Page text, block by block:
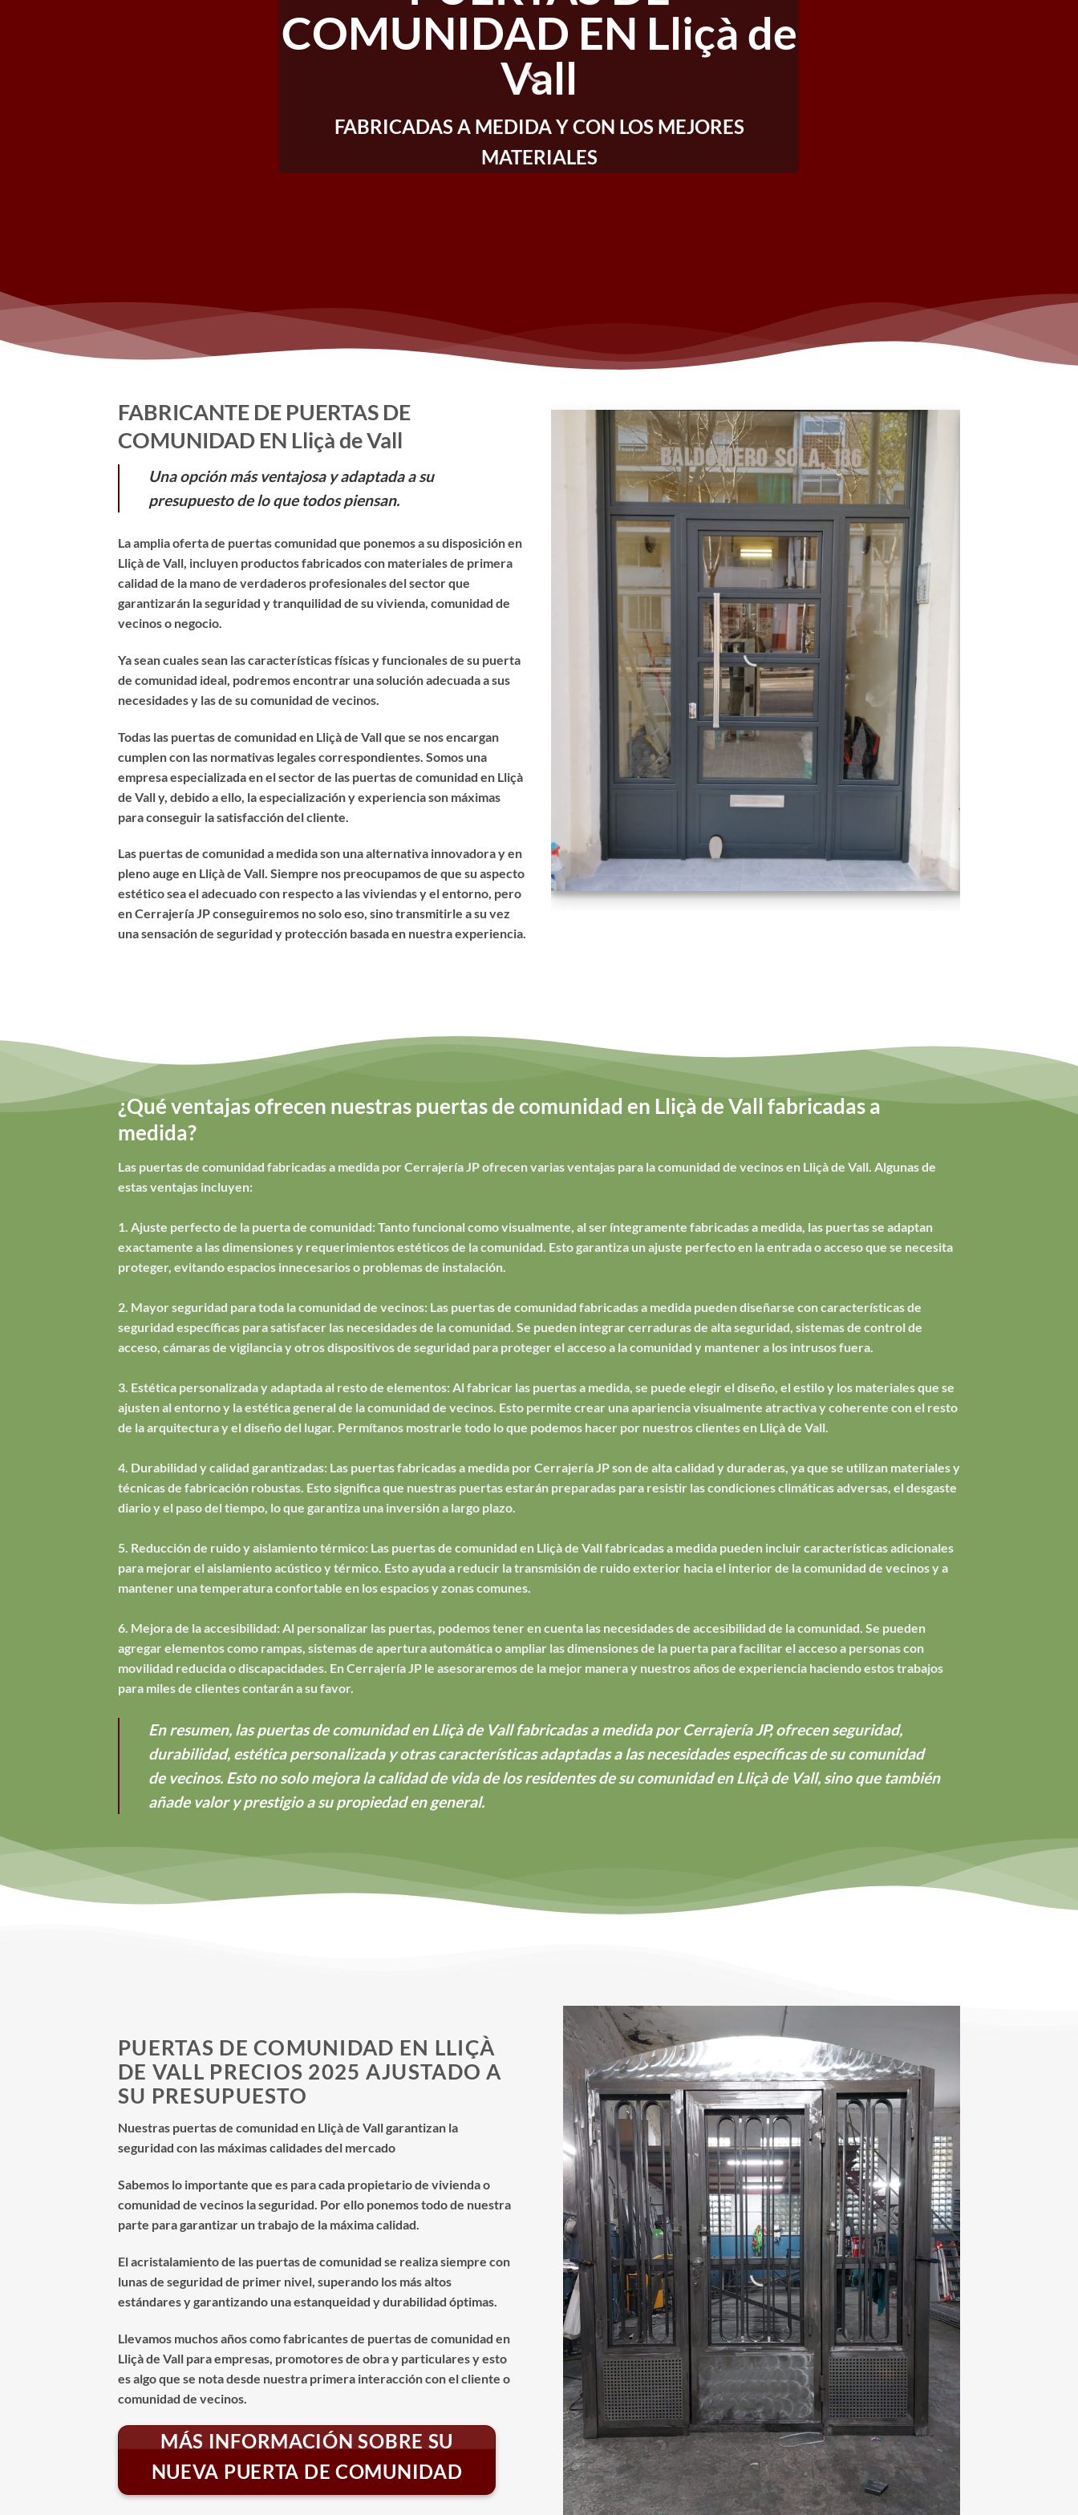
COMUNIDAD EN Lliçà de
Vall
FABRICADAS A MEDIDA Y CON LOS MEJORES
MATERIALES
FABRICANTE DE PUERTAS DE
COMUNIDAD EN Lliçà de Vall
Una opción más ventajosa y adaptada a su
presupuesto de lo que todos piensan.
La amplia oferta de puertas comunidad que ponemos a su disposición en
Lliçà de Vall, incluyen productos fabricados con materiales de primera
calidad de la mano de verdaderos profesionales del sector que
garantizarán la seguridad y tranquilidad de su vivienda, comunidad de
vecinos o negocio.
Ya sean cuales sean las características físicas y funcionales de su puerta
de comunidad ideal, podremos encontrar una solución adecuada a sus
necesidades y las de su comunidad de vecinos.
Todas las puertas de comunidad en Lliçà de Vall que se nos encargan
cumplen con las normativas legales correspondientes. Somos una
empresa especializada en el sector de las puertas de comunidad en Lliçà
de Vall y, debido a ello, la especialización y experiencia son máximas
para conseguir la satisfacción del cliente.
Las puertas de comunidad a medida son una alternativa innovadora y en
pleno auge en Lliçà de Vall. Siempre nos preocupamos de que su aspecto
estético sea el adecuado con respecto a las viviendas y el entorno, pero
en Cerrajería JP conseguiremos no solo eso, sino transmitirle a su vez
una sensación de seguridad y protección basada en nuestra experiencia.
¿Qué ventajas ofrecen nuestras puertas de comunidad en Lliçà de Vall fabricadas a
medida?
Las puertas de comunidad fabricadas a medida por Cerrajería JP ofrecen varias ventajas para la comunidad de vecinos en Lliçà de Vall. Algunas de
estas ventajas incluyen:
1. Ajuste perfecto de la puerta de comunidad: Tanto funcional como visualmente, al ser íntegramente fabricadas a medida, las puertas se adaptan
exactamente a las dimensiones y requerimientos estéticos de la comunidad. Esto garantiza un ajuste perfecto en la entrada o acceso que se necesita
proteger, evitando espacios innecesarios o problemas de instalación.
2. Mayor seguridad para toda la comunidad de vecinos: Las puertas de comunidad fabricadas a medida pueden diseñarse con características de
seguridad específicas para satisfacer las necesidades de la comunidad. Se pueden integrar cerraduras de alta seguridad, sistemas de control de
acceso, cámaras de vigilancia y otros dispositivos de seguridad para proteger el acceso a la comunidad y mantener a los intrusos fuera.
3. Estética personalizada y adaptada al resto de elementos: Al fabricar las puertas a medida, se puede elegir el diseño, el estilo y los materiales que se
ajusten al entorno y la estética general de la comunidad de vecinos. Esto permite crear una apariencia visualmente atractiva y coherente con el resto
de la arquitectura y el diseño del lugar. Permítanos mostrarle todo lo que podemos hacer por nuestros clientes en Lliçà de Vall.
4. Durabilidad y calidad garantizadas: Las puertas fabricadas a medida por Cerrajería JP son de alta calidad y duraderas, ya que se utilizan materiales y
técnicas de fabricación robustas. Esto significa que nuestras puertas estarán preparadas para resistir las condiciones climáticas adversas, el desgaste
diario y el paso del tiempo, lo que garantiza una inversión a largo plazo.
5. Reducción de ruido y aislamiento térmico: Las puertas de comunidad en Lliçà de Vall fabricadas a medida pueden incluir características adicionales
para mejorar el aislamiento acústico y térmico. Esto ayuda a reducir la transmisión de ruido exterior hacia el interior de la comunidad de vecinos y a
mantener una temperatura confortable en los espacios y zonas comunes.
6. Mejora de la accesibilidad: Al personalizar las puertas, podemos tener en cuenta las necesidades de accesibilidad de la comunidad. Se pueden
agregar elementos como rampas, sistemas de apertura automática o ampliar las dimensiones de la puerta para facilitar el acceso a personas con
movilidad reducida o discapacidades. En Cerrajería JP le asesoraremos de la mejor manera y nuestros años de experiencia haciendo estos trabajos
para miles de clientes contarán a su favor.
En resumen, las puertas de comunidad en Lliçà de Vall fabricadas a medida por Cerrajería JP, ofrecen seguridad,
durabilidad, estética personalizada y otras características adaptadas a las necesidades específicas de su comunidad
de vecinos. Esto no solo mejora la calidad de vida de los residentes de su comunidad en Lliçà de Vall, sino que también
añade valor y prestigio a su propiedad en general.
PUERTAS DE COMUNIDAD EN LLIÇÀ
DE VALL PRECIOS 2025 AJUSTADO A
SU PRESUPUESTO
Nuestras puertas de comunidad en Lliçà de Vall garantizan la
seguridad con las máximas calidades del mercado
Sabemos lo importante que es para cada propietario de vivienda o
comunidad de vecinos la seguridad. Por ello ponemos todo de nuestra
parte para garantizar un trabajo de la máxima calidad.
El acristalamiento de las puertas de comunidad se realiza siempre con
lunas de seguridad de primer nivel, superando los más altos
estándares y garantizando una estanqueidad y durabilidad óptimas.
Llevamos muchos años como fabricantes de puertas de comunidad en
Lliçà de Vall para empresas, promotores de obra y particulares y esto
es algo que se nota desde nuestra primera interacción con el cliente o
comunidad de vecinos.
MÁS INFORMACIÓN SOBRE SU
NUEVA PUERTA DE COMUNIDAD